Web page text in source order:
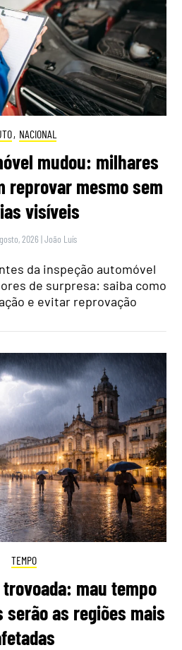
, NACIONAL
mudou: milhares
reprovar mesmo sem
visíveis
2026 |João Luís
da inspeção automóvel
de surpresa: saiba como
e evitar reprovação
TEMPO
mau tempo
serão as regiões mais